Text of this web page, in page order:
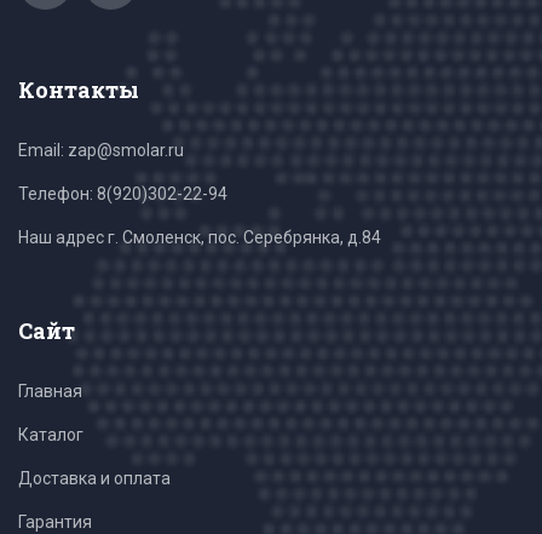
Контакты
Email: zap@smolar.ru
Телефон: 8(920)302-22-94
Наш адрес г. Смоленск, пос. Серебрянка, д.84
Сайт
Главная
Каталог
Доставка и оплата
Гарантия